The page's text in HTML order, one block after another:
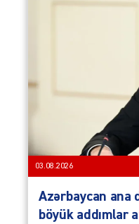
03.08.2026
Azərbaycan ana
böyük addımlar